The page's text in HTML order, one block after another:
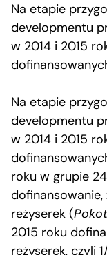
Na etapie
developmentu
w 2014 i 2015
Na etapie
developmentu
w 2014 i 2015
roku w grupie
dofinansowanie,
reżyserek (
2015 roku
reżyserek, czyli